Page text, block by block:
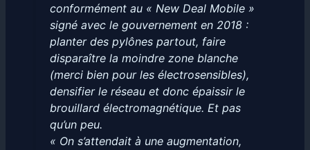
conformément au « New Deal Mobile »
signé avec le gouvernement en 2018 :
planter des pylônes partout, faire
disparaître la moindre zone blanche
(merci bien pour les électrosensibles),
densifier le réseau et donc épaissir le
brouillard électromagnétique. Et pas
qu’un peu.
« On s’attendait à une augmentation,